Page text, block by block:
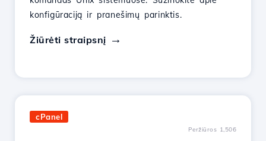
konfigūraciją ir pranešimų parinktis.
Žiūrėti straipsnį
cPanel
Peržiūros 1,506